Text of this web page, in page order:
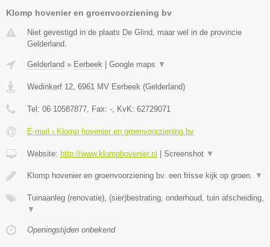
Klomp hovenier en groenvoorziening bv
Niet gevestigd in de plaats De Glind, maar wel in de provincie
Gelderland.
Gelderland » Eerbeek Google maps ▼
Wedinkerf 12, 6961 MV Eerbeek (Gelderland)
Tel: 06 10587877, Fax: -, KvK: 62729071
E-mail › Klomp hovenier en groenvoorziening bv
Website: http://www.klomphovenier.nl Screenshot ▼
Klomp hovenier en groenvoorziening bv. een frisse kijk op groen. ▼
Tuinaanleg (renovatie), (sier)bestrating, onderhoud, tuin afscheiding,
▼
Openingstijden onbekend